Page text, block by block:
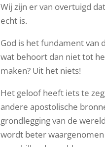
Wij zijn er van overtuigd
echt is.
God is het fundament van
wat behoort dan niet tot
maken? Uit het niets!
Het geloof heeft iets te
andere apostolische
grondlegging van de
wordt beter